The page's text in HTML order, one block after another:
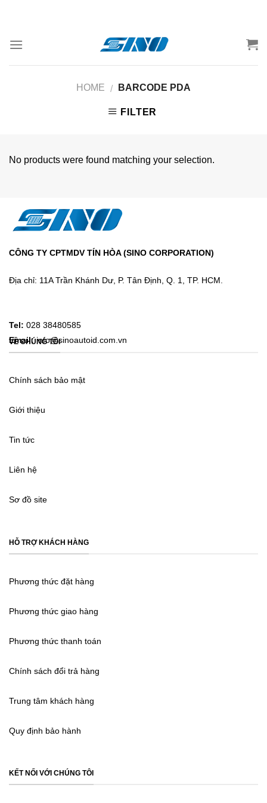
HOME / BARCODE PDA
FILTER
No products were found matching your selection.
CÔNG TY CPTMDV TÍN HÒA (SINO CORPORATION)
Địa chỉ: 11A Trần Khánh Dư, P. Tân Định, Q. 1, TP. HCM.
Tel: 028 38480585
Email:info@sinoautoid.com.vn
VỀ CHÚNG TÔI
Chính sách bảo mật
Giới thiệu
Tin tức
Liên hệ
Sơ đồ site
HỖ TRỢ KHÁCH HÀNG
Phương thức đặt hàng
Phương thức giao hàng
Phương thức thanh toán
Chính sách đổi trả hàng
Trung tâm khách hàng
Quy định bảo hành
KẾT NỐI VỚI CHÚNG TÔI